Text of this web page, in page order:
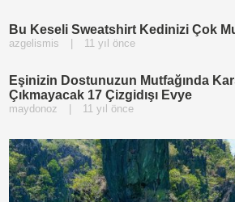
Bu Keseli Sweatshirt Kedinizi Çok
azgelismis 11 yıl önce
Eşinizin Dostunuzun Mutfağında
Çıkmayacak 17 Çizgidışı Evye
maydonoz 11 yıl önce